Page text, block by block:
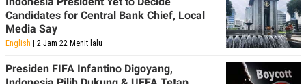
Candidates for Central Bank Chief, Local
Media Say
English | 2 Jam 22 Menit lalu
Presiden FIFA Infantino Digoyang,